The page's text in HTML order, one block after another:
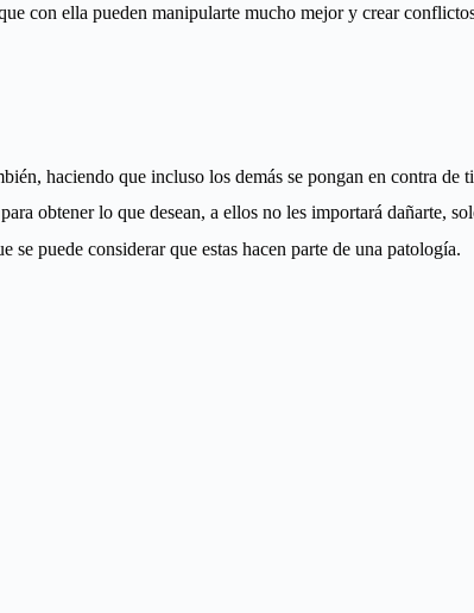
con ella pueden manipularte mucho mejor y crear
haciendo que incluso los demás se pongan en contra de
obtener lo que desean, a ellos no les importará dañarte,
se puede considerar que estas hacen parte de una patología.